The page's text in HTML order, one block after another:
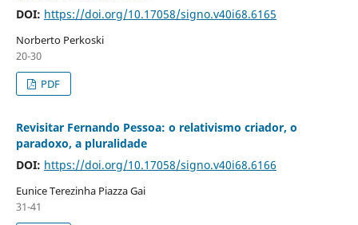
DOI: https://doi.org/10.17058/signo.v40i68.6165
Norberto Perkoski
20-30
PDF
Revisitar Fernando Pessoa: o relativismo criador, o
paradoxo, a pluralidade
DOI: https://doi.org/10.17058/signo.v40i68.6166
Eunice Terezinha Piazza Gai
31-41